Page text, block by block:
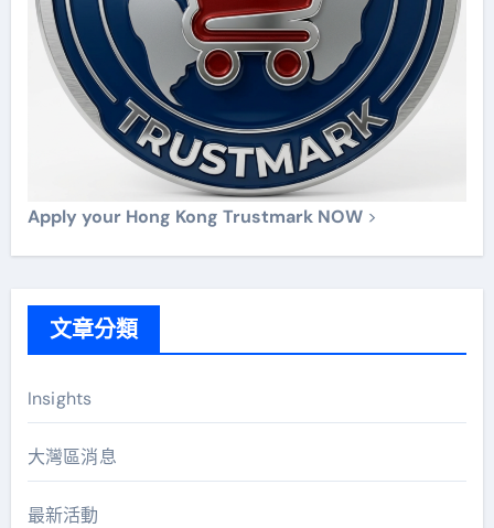
Apply your Hong Kong Trustmark NOW>
文章分類
Insights
大灣區消息
最新活動